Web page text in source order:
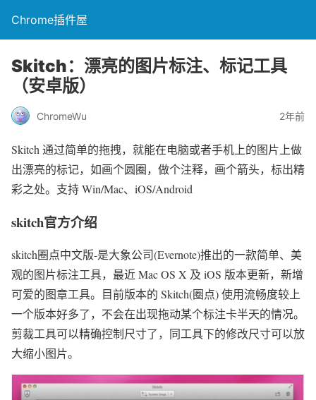
Chrome插件屋
Skitch：漂亮的图片标注、标记工具
（安卓版）
ChromeWu 2年前
Skitch 通过简单的拖拽，就能在电脑或者手机上的图片上做
出漂亮的标记，如画个圆圈，做个注释，画个箭头，标出精
彩之处。支持 Win/Mac、iOS/Android
skitch官方介绍
skitch圈点中文版-是大象公司(Evernote)推出的一款简单、美
观的图片标注工具，最近 Mac OS X 及 iOS 版本更新，新增
可爱的图章工具。目前版本的 Skitch(圈点) 使用流畅度较上
一个版本好多了，不会在出现拖动某个标注卡半天的情况。
剪裁工具可以精确控制尺寸了，同工具下的修改尺寸可以放
大缩小图片。